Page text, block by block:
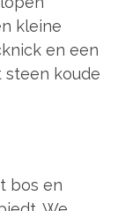
kleine
en een
steen koude
bos en